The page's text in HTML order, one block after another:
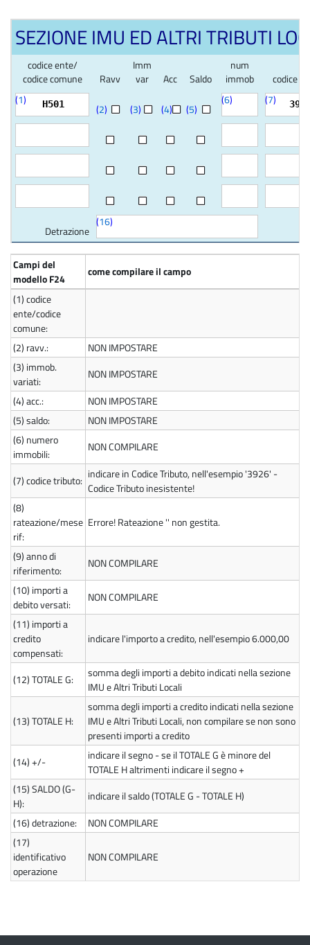
SEZIONE IMU ED ALTRI TRIBUTI
codice ente/
codice comune
Ravv
Imm
var
Acc Saldo
num
immob
codice
(1) H501 (2) (3) (4) (5)
(6) (7)
Detrazione
(16)
Campi del
modello F24
come compilare il campo
(1)codice
ente/codice
comune:
(2) ravv.:
NON IMPOSTARE
(3) immob.
variati:
NON IMPOSTARE
(4)acc.:
NON IMPOSTARE
(5)saldo:
NON IMPOSTARE
(6) numero
immobili:
NON COMPILARE
(7)codice tributo: indicare in Codice Tributo, nell'esempio '3926' -
Codice Tributo inesistente!
(8)
rateazione/mese
rif:
Errore! Rateazione '' non gestita.
(9)anno di
riferimento:
NON COMPILARE
(10) importi a
debito versati:
NON COMPILARE
(11) importi a
credito
compensati:
indicare l'importo a credito, nell'esempio 6.000,00
(12)TOTALE G:
somma degli importi a debito indicati nella sezione
IMU e Altri Tributi Locali
(13)TOTALE H:
somma degli importi a credito indicati nella sezione
IMU e Altri Tributi Locali, non compilare se non sono
presenti importi a credito
(14)+/-
indicare il segno - se il TOTALE G è minore del
TOTALE H altrimenti indicare il segno +
(15)SALDO (G-
H):
indicare il saldo (TOTALE G - TOTALE H)
(16)detrazione:
NON COMPILARE
(17)
identificativo
operazione
NON COMPILARE